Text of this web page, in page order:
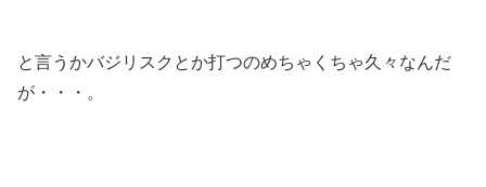
と言うかバジリスクとか打つのめちゃくちゃ久々なんだ
が・・・。